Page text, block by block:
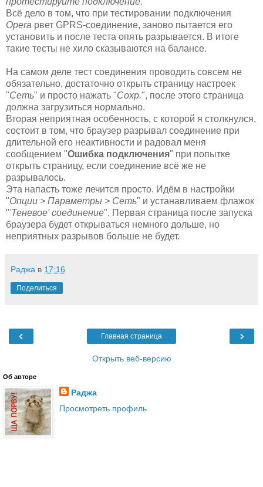
Всё дело в том, что при тестировании подключения
Opera рвет GPRS-соединение, заново пытается его
установить и после теста опять разрывается. В итоге
такие тесты не хило сказываются на балансе.
На самом деле тест соединения проводить совсем не
обязательно, достаточно открыть страницу настроек
"Сеть" и просто нажать "Сохр.", после этого страница
должна загрузиться нормально.
Вторая неприятная особенность, с которой я столкнулся,
состоит в том, что браузер разрывал соединение при
длительной его неактивности и радовал меня
сообщением "Ошибка подключения" при попытке
открыть страницу, если соединение всё же не
разрывалось.
Эта напасть тоже лечится просто. Идём в настройки
"Опции > Параметры > Сеть" и устанавливаем флажок
"'Теневое' соединение". Первая страница после запуска
браузера будет открываться немного дольше, но
неприятных разрывов больше не будет.
Раджа в 17:16
Поделиться
‹ ›
Главная страница
Открыть веб-версию
Об авторе
Раджа
Просмотреть профиль